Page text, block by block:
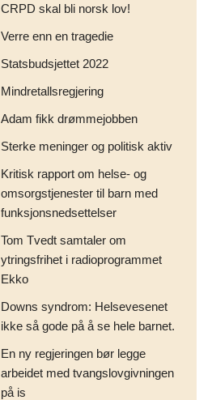
CRPD skal bli norsk lov!
Verre enn en tragedie
Statsbudsjettet 2022
Mindretallsregjering
Adam fikk drømmejobben
Sterke meninger og politisk aktiv
Kritisk rapport om helse- og
omsorgstjenester til barn med
funksjonsnedsettelser
Tom Tvedt samtaler om
ytringsfrihet i radioprogrammet
Ekko
Downs syndrom: Helsevesenet
ikke så gode på å se hele barnet.
En ny regjeringen bør legge
arbeidet med tvangslovgivningen
på is